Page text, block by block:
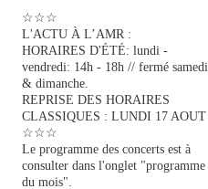
☆☆☆
L'ACTU À L’AMR :
HORAIRES D'ÉTÉ: lundi -
vendredi: 14h - 18h // fermé samedi
& dimanche.
REPRISE DES HORAIRES
CLASSIQUES : LUNDI 17 AOUT
☆☆☆
Le programme des concerts est à
consulter dans l'onglet "programme
du mois".